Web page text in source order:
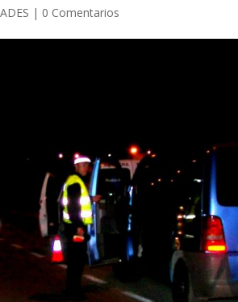
| 0 Comentarios